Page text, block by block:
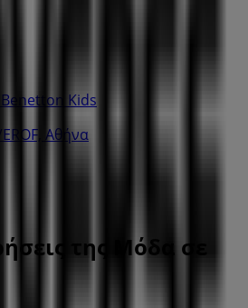
Kids
Αθήνα
της Μόδα σε